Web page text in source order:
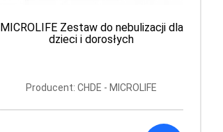
MICROLIFE Zestaw do nebulizacji dla
dzieci i dorosłych
Producent: CHDE - MICROLIFE